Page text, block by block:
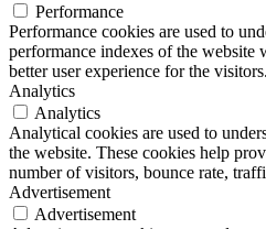
Performance
Performance cookies are used to
performance indexes of the website
better user experience for the visitors.
Analytics
Analytics
Analytical cookies are used to
the website. These cookies help
number of visitors, bounce rate,
Advertisement
Advertisement